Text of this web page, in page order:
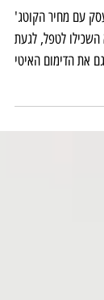
עם מחיר הקוטג'
את הדימום האיטי